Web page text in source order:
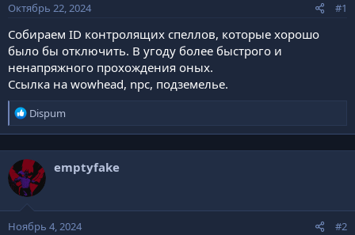
м
а
а
Октябрь 22, 2024 #1
Собираем ID контролящих спеллов, которые хорошо
было бы отключить. В угоду более быстрого и
ненапряжного прохождения оных.
Ссылка на wowhead, npc, подземелье.
Р
е
к
ц
и
и
:
Dispum
emptyfake
Ноябрь 4, 2024 #2